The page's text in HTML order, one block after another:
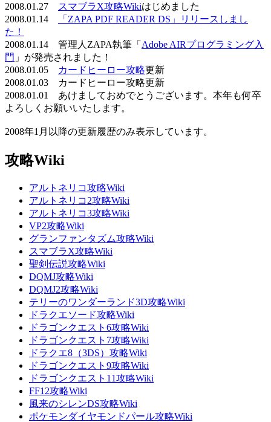
2008.01.27
スマブラX攻略Wikiはじめました
2008.01.14
「ZAPA PDF READER DS」リリースしまし
た！
2008.01.14 管理人ZAPA執筆「 Adobe AIRプログラミング入
門 」が発売されました！
2008.01.05
カードヒーロー攻略更新
2008.01.03 カードヒーロー攻略更新
2008.01.01 あけましておめでとうございます。本年も何卒
よろしくお願いいたします。
2008年1月以降の更新履歴のみ表示しています。
攻略Wiki
アルトネリコ攻略Wiki
アルトネリコ2攻略Wiki
アルトネリコ3攻略Wiki
VP2攻略Wiki
グランファンタズム攻略Wiki
スマブラX攻略Wiki
聖剣伝説攻略Wiki
DQMJ攻略Wiki
DQMJ2攻略Wiki
テリーのワンダーランド3D攻略Wiki
ドラクエソード攻略Wiki
ドラゴンクエスト6攻略Wiki
ドラゴンクエスト7攻略Wiki
ドラクエ8（3DS）攻略Wiki
ドラゴンクエスト9攻略Wiki
ドラゴンクエスト11攻略Wiki
FF12攻略Wiki
風来のシレンDS攻略Wiki
ポケモンダイヤモンドパール攻略Wiki